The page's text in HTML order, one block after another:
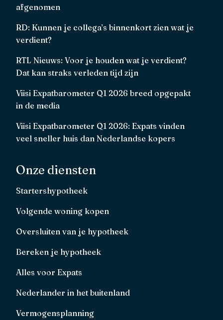
afgenomen
RD: Kunnen je collega’s binnenkort zien wat je
verdient?
RTL Nieuws: Voor je houden wat je verdient?
Dat kan straks verleden tijd zijn
Viisi Expatbarometer Q1 2026 breed opgepakt
in de media
Viisi Expatbarometer Q1 2026: Expats vinden
veel sneller huis dan Nederlandse kopers
Onze diensten
Startershypotheek
Volgende woning kopen
Oversluiten van je hypotheek
Bereken je hypotheek
Alles voor Expats
Nederlander in het buitenland
Vermogensplanning